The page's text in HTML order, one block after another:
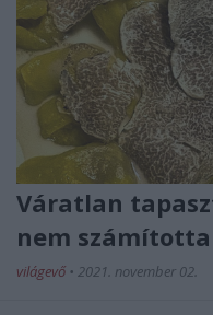
Váratlan
nem
világevő • 2021. november 02.